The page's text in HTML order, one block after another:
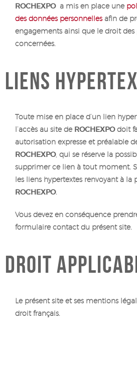
ROCHEXPOa mis en place une
des données personnellesafin de
engagements ainsi que le droit des
concernées.
LIENS
Toute mise en place d’un lien
l’accès au site de ROCHEXPOdoit
autorisation expresse et préalable
ROCHEXPO, qui se réserve la
supprimer ce lien à tout moment.
les liens hypertextes renvoyant à la
ROCHEXPO.
Vous devez en conséquence
formulaire contact du présent site.
DROIT
Le présent site et ses mentions
droit français.